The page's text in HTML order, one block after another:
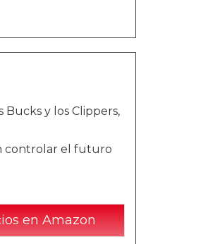
y los Clippers,
controlar el futuro
en Amazon